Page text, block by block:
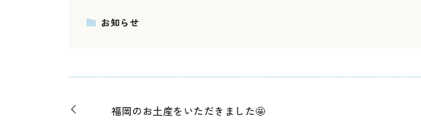
お知らせ
福岡のお土産をいただきました🤩